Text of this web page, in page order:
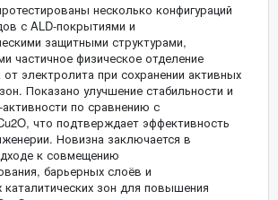
несколько конфигураций
с ALD-покрытиями и
защитными структурами,
частичное физическое отделение
электролита при сохранении активных
Показано улучшение стабильности и
активности по сравнению с
что подтверждает эффективность
Новизна заключается в
к совмещению
барьерных слоёв и
зон для повышения